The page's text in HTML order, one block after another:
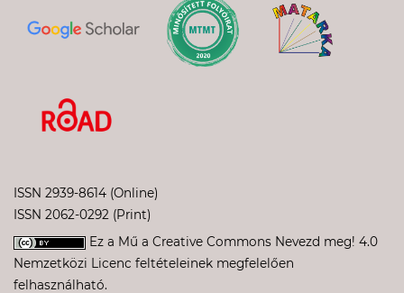
ISSN 2939-8614 (Online)
ISSN 2062-0292 (Print)
Ez a Mű a Creative Commons Nevezd meg! 4.0
Nemzetközi Licenc feltételeinek megfelelően
felhasználható.